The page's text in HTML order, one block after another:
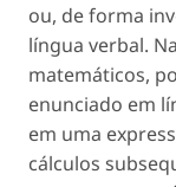
ou, de forma
língua verbal.
matemáticos,
enunciado em
em uma
cálculos